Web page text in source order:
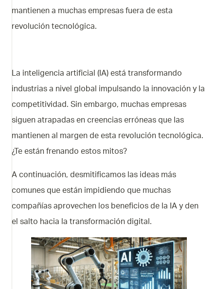
mantienen a muchas empresas fuera de esta
revolución tecnológica.
La inteligencia artificial (IA) está transformando
industrias a nivel global impulsando la innovación y la
competitividad. Sin embargo, muchas empresas
siguen atrapadas en creencias erróneas que las
mantienen al margen de esta revolución tecnológica.
¿Te están frenando estos mitos?
A continuación, desmitificamos las ideas más
comunes que están impidiendo que muchas
compañías aprovechen los beneficios de la IA y den
el salto hacia la transformación digital.